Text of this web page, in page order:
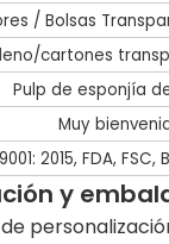
/ Bolsas
cartones
Pulp de esponjía
Muy
2015, FDA, FSC,
y